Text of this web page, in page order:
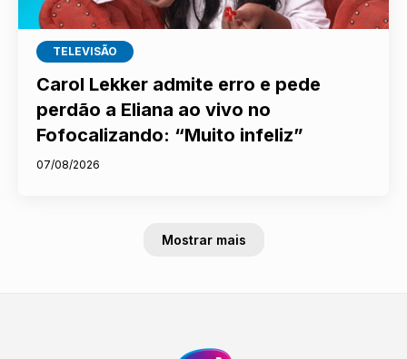
TELEVISÃO
Carol Lekker admite erro e pede
perdão a Eliana ao vivo no
Fofocalizando: “Muito infeliz”
07/08/2026
Mostrar mais